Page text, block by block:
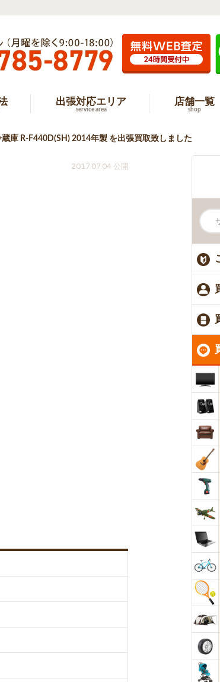
出張対応エリア
service area
店舗一覧
shop
庫 R-F440D(SH) 2014年製 を出張買取致しました
2017.07.04 公開